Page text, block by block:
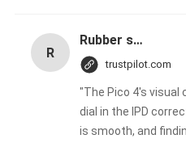
R
Rubber solid forklift tires For material handling forklift
trustpilot.com
"The Pico 4's
dial in the IPD
is smooth, and